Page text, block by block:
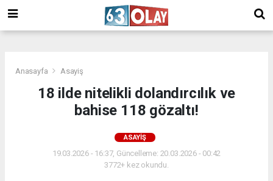
Anasayfa Asayiş
18 ilde nitelikli dolandırcılık ve
bahise 118 gözaltı!
ASAYIŞ
19.03.2026 - 16:37, Güncelleme: 20.03.2026 - 00:42
3772+ kez okundu.